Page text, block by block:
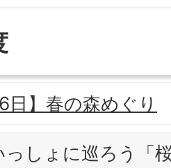
日】春の森めぐり
っしょに巡ろう「